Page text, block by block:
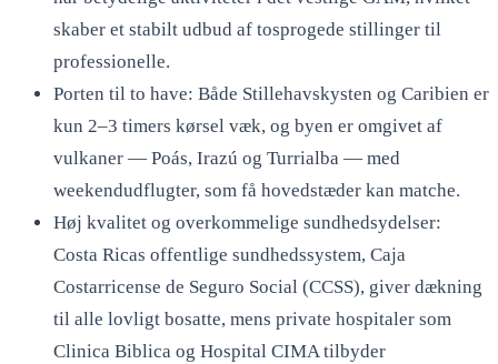
skaber et stabilt udbud af tosprogede stillinger til
professionelle.
Porten til to have: Både Stillehavskysten og Caribien er
kun 2–3 timers kørsel væk, og byen er omgivet af
vulkaner — Poás, Irazú og Turrialba — med
weekendudflugter, som få hovedstæder kan matche.
Høj kvalitet og overkommelige sundhedsydelser:
Costa Ricas offentlige sundhedssystem, Caja
Costarricense de Seguro Social (CCSS), giver dækning
til alle lovligt bosatte, mens private hospitaler som
Clinica Biblica og Hospital CIMA tilbyder